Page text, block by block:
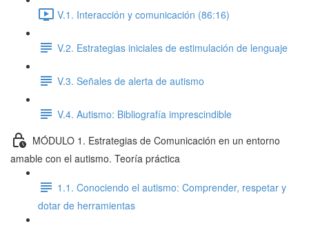
V.1. Interacción y comunicación (86:16)
V.2. Estrategias iniciales de estimulación de lenguaje
V.3. Señales de alerta de autismo
V.4. Autismo: Bibliografía imprescindible
MÓDULO 1. Estrategias de Comunicación en un entorno
amable con el autismo. Teoría práctica
1.1. Conociendo el autismo: Comprender, respetar y
dotar de herramientas